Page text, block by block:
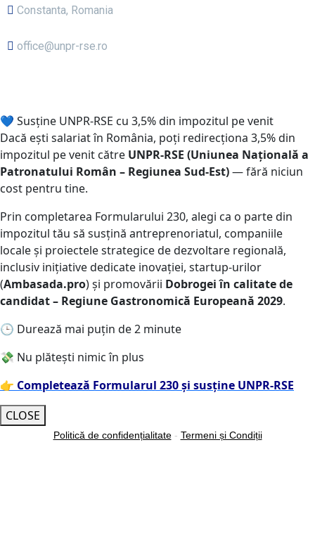
Constanta, Romania
office@unpr-rse.ro
💙 Susține UNPR-RSE cu 3,5% din impozitul pe venit
Dacă ești salariat în România, poți redirecționa 3,5% din
impozitul pe venit către UNPR-RSE (Uniunea Națională a
Patronatului Român – Regiunea Sud-Est)—fără niciun
cost pentru tine.
Prin completarea Formularului 230, alegi ca o parte din
impozitul tău să susțină antreprenoriatul, companiile
locale și proiectele strategice de dezvoltare regională,
inclusiv inițiative dedicate inovației, startup-urilor
(Ambasada.pro) și promovării Dobrogei în calitate de
candidat – Regiune Gastronomică Europeană 2029.
🕒 Durează mai puțin de 2 minute
💸 Nu plătești nimic în plus
👉 Completează Formularul 230 și susține UNPR-RSE
CLOSE
Politică de confidențialitate- Termeni și Condiții